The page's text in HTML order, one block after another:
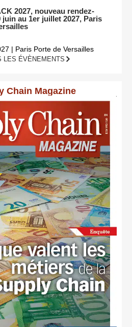
2027, nouveau rendez-
juin au 1er juillet 2027, Paris
| Paris Porte de Versailles
LES ÉVÈNEMENTS
Chain Magazine